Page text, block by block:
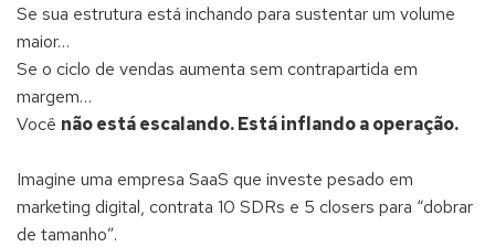
Se sua estrutura está inchando para sustentar um volume
maior…
Se o ciclo de vendas aumenta sem contrapartida em
margem…
Você não está escalando. Está inflando a operação.
Imagine uma empresa SaaS que investe pesado em
marketing digital, contrata 10 SDRs e 5 closers para “dobrar
de tamanho”.